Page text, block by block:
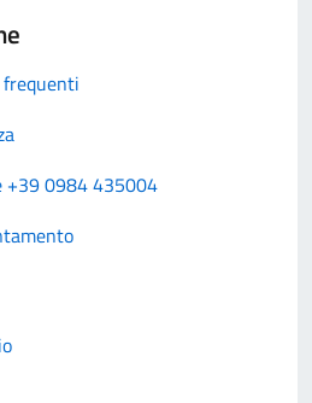
frequenti
+39 0984 435004